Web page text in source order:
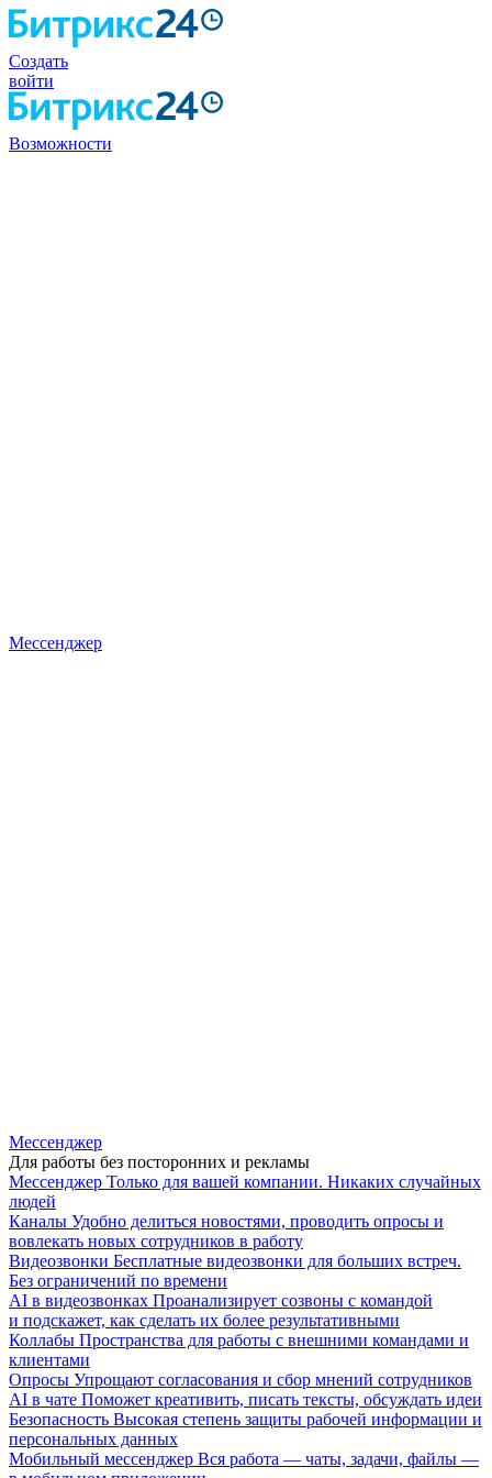
Создать
войти
Возможности
Мессенджер
Мессенджер
Для работы без посторонних и рекламы
Мессенджер Только для вашей компании. Никаких случайных
людей
Каналы Удобно делиться новостями, проводить опросы и
вовлекать новых сотрудников в работу
Видеозвонки Бесплатные видеозвонки для больших встреч.
Без ограничений по времени
AI в видеозвонках Проанализирует созвоны с командой
и подскажет, как сделать их более результативными
Коллабы Пространства для работы с внешними командами и
клиентами
Опросы Упрощают согласования и сбор мнений сотрудников
AI в чате Поможет креативить, писать тексты, обсуждать идеи
Безопасность Высокая степень защиты рабочей информации и
персональных данных
Мобильный мессенджер Вся работа — чаты, задачи, файлы —